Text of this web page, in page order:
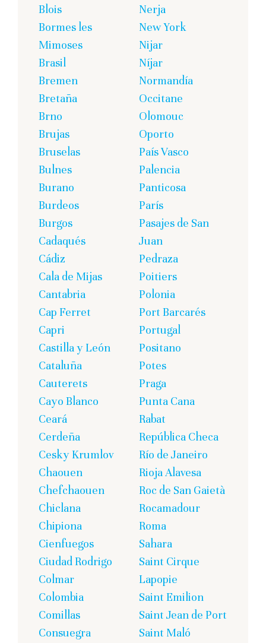
Blois
Bormes les
Mimoses
Brasil
Bremen
Bretaña
Brno
Brujas
Bruselas
Bulnes
Burano
Burdeos
Burgos
Cadaqués
Cádiz
Cala de Mijas
Cantabria
Cap Ferret
Capri
Castilla y León
Cataluña
Cauterets
Cayo Blanco
Ceará
Cerdeña
Cesky Krumlov
Chaouen
Chefchaouen
Chiclana
Chipiona
Cienfuegos
Ciudad Rodrigo
Colmar
Colombia
Comillas
Consuegra
Nerja
New York
Nijar
Níjar
Normandía
Occitane
Olomouc
Oporto
País Vasco
Palencia
Panticosa
París
Pasajes de San
Juan
Pedraza
Poitiers
Polonia
Port Barcarés
Portugal
Positano
Potes
Praga
Punta Cana
Rabat
República Checa
Río de Janeiro
Rioja Alavesa
Roc de San Gaietà
Rocamadour
Roma
Sahara
Saint Cirque
Lapopie
Saint Emilion
Saint Jean de Port
Saint Maló